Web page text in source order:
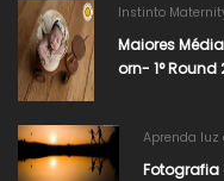
Instinto
Maiores
orn- 1° Round
Aprenda
Fotografia